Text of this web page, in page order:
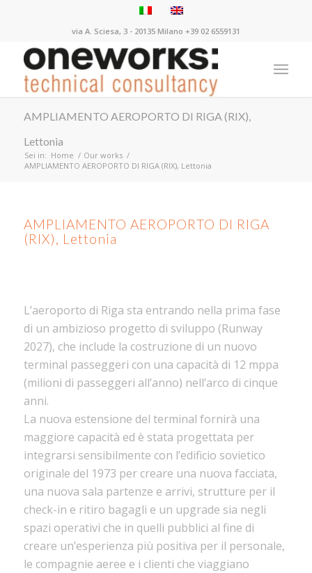
via A. Sciesa, 3 - 20135 Milano +39 02 6559131
AMPLIAMENTO AEROPORTO DI RIGA (RIX),
Lettonia
Sei in: Home / Our works /
AMPLIAMENTO AEROPORTO DI RIGA (RIX), Lettonia
AMPLIAMENTO AEROPORTO DI RIGA
(RIX), Lettonia
L’aeroporto di Riga sta entrando nella prima fase
di un ambizioso progetto di sviluppo (Runway
2027), che include la costruzione di un nuovo
terminal passeggeri con una capacità di 12 mppa
(milioni di passeggeri all’anno) nell’arco di cinque
anni.
La nuova estensione del terminal fornirà una
maggiore capacità ed è stata progettata per
integrarsi sensibilmente con l’edificio sovietico
originale del 1973 per creare una nuova facciata,
una nuova sala partenze e arrivi, strutture per il
check-in e ritiro bagagli e un upgrade sia negli
spazi operativi che in quelli pubblici al fine di
creare un’esperienza più positiva per il personale,
le compagnie aeree e i clienti che viaggiano